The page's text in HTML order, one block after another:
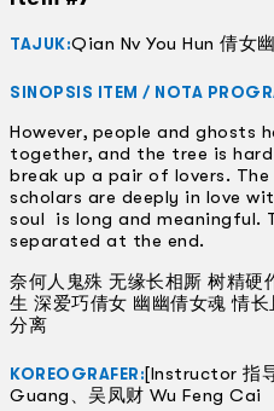
TAJUK:Qian Nv You Hun 倩女
SINOPSIS ITEM / NOTA
However, people and ghosts
together, and the tree is
break up a pair of lovers.
scholars are deeply in love
soul is long and meaningful.
separated at the end.
奈何人鬼殊 无缘长相厮 树精硬
生 深爱巧倩女 幽幽倩女魂 情
分离
KOREOGRAFER: [Instructor 指
Guang、吴凤财 Wu Feng Cai